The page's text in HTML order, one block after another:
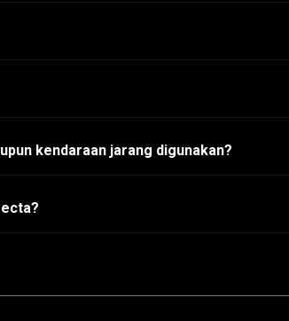
kendaraan jarang digunakan?